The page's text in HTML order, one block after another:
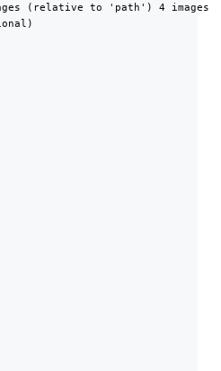
(relative to 'path') 4 images